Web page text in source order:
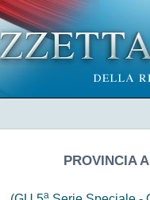
PROVINCIA
a